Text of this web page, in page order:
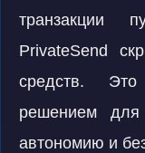
транзакции
PrivateSend
средств.
решением
автономию и